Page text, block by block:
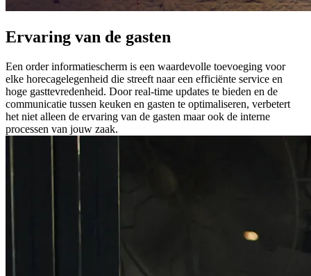
Ervaring van de gasten
Een order informatiescherm is een waardevolle toevoeging voor
elke horecagelegenheid die streeft naar een efficiënte service en
hoge gasttevredenheid. Door real-time updates te bieden en de
communicatie tussen keuken en gasten te optimaliseren, verbetert
het niet alleen de ervaring van de gasten maar ook de interne
processen van jouw zaak.